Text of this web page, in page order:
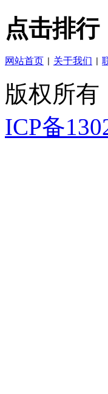
点击排行
网站首页 关于我们
版权所有
ICP备